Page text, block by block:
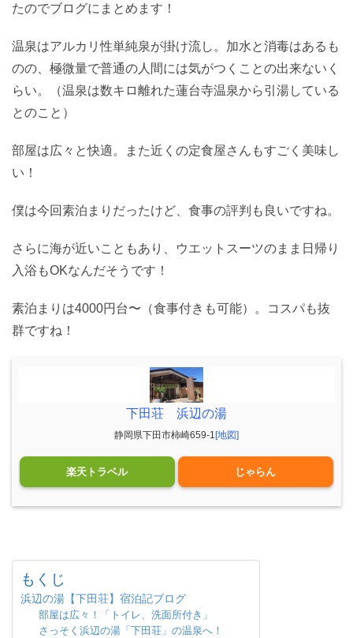
たのでブログにまとめます！
温泉はアルカリ性単純泉が掛け流し。加水と消毒はあるも
のの、極微量で普通の人間には気がつくことの出来ないく
らい。（温泉は数キロ離れた蓮台寺温泉から引湯している
とのこと）
部屋は広々と快適。また近くの定食屋さんもすごく美味し
い！
僕は今回素泊まりだったけど、食事の評判も良いですね。
さらに海が近いこともあり、ウエットスーツのまま日帰り
入浴もOKなんだそうです！
素泊まりは4000円台〜（食事付きも可能）。コスパも抜
群ですね！
下田荘 浜辺の湯
静岡県下田市柿崎659-1[地図]
楽天トラベル じゃらん
もくじ
浜辺の湯【下田荘】宿泊記ブログ
部屋は広々！「トイレ、洗面所付き」
さっそく浜辺の湯「下田荘」の温泉へ！